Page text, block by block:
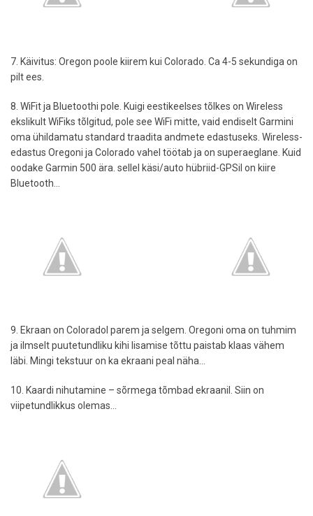
7. Käivitus: Oregon poole kiirem kui Colorado. Ca 4-5 sekundiga on
pilt ees.
8. WiFit ja Bluetoothi pole. Kuigi eestikeelses tõlkes on Wireless
ekslikult WiFiks tõlgitud, pole see WiFi mitte, vaid endiselt Garmini
oma ühildamatu standard traadita andmete edastuseks. Wireless-
edastus Oregoni ja Colorado vahel töötab ja on superaeglane. Kuid
oodake Garmin 500 ära. sellel käsi/auto hübriid-GPSil on kiire
Bluetooth...
9. Ekraan on Coloradol parem ja selgem. Oregoni oma on tuhmim
ja ilmselt puutetundliku kihi lisamise tõttu paistab klaas vähem
läbi. Mingi tekstuur on ka ekraani peal näha...
10. Kaardi nihutamine – sõrmega tõmbad ekraanil. Siin on
viipetundlikkus olemas...